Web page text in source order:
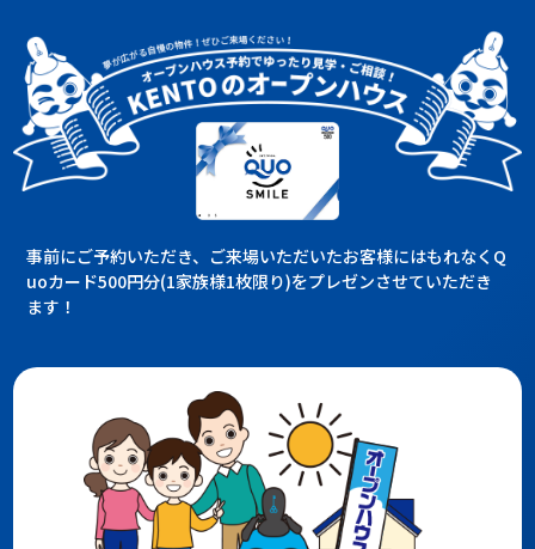
事前にご予約いただき、ご来場いただいたお客様にはもれなくQ
uoカード500円分(1家族様1枚限り)をプレゼンさせていただき
ます！